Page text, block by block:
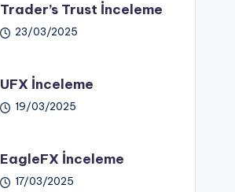
Trader’s Trust İnceleme
23/03/2025
UFX İnceleme
19/03/2025
EagleFX İnceleme
17/03/2025